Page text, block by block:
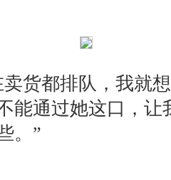
货都排队，我就
能通过她这口，让
。”